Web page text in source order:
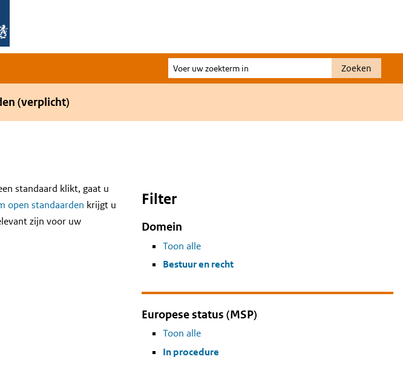
Voer
uw
Zoeken
(verplicht)
standaard klikt, gaat u
open standaarden krijgt u
zijn voor uw
Filter
Domein
Toon alle
Bestuur en recht
Europese status (MSP)
Toon alle
In procedure